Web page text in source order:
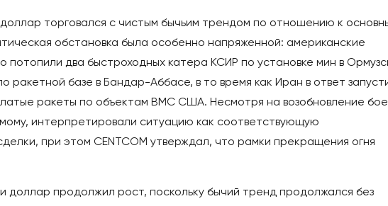
торговался с чистым бычьим трендом по отношению к
обстановка была особенно напряженной: американские
потопили два быстроходных катера КСИР по установке мин в
ракетной базе в Бандар-Аббасе, в то время как Иран в ответ
ракеты по объектам ВМС США. Несмотря на возобновление
интерпретировали ситуацию как соответствующую
при этом CENTCOM утверждал, что рамки прекращения огня
доллар продолжил рост, поскольку бычий тренд продолжался без